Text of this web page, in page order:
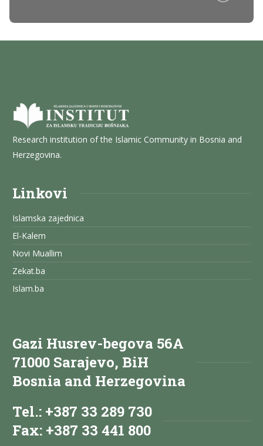
Research institution of the Islamic Community in Bosnia and
Herzegovina.
Linkovi
Islamska zajednica
El-Kalem
Novi Muallim
Zekat.ba
Islam.ba
Gazi Husrev-begova 56A
71000 Sarajevo, BiH
Bosnia and Herzegovina
Tel.: +387 33 289 730
Fax: +387 33 441 800